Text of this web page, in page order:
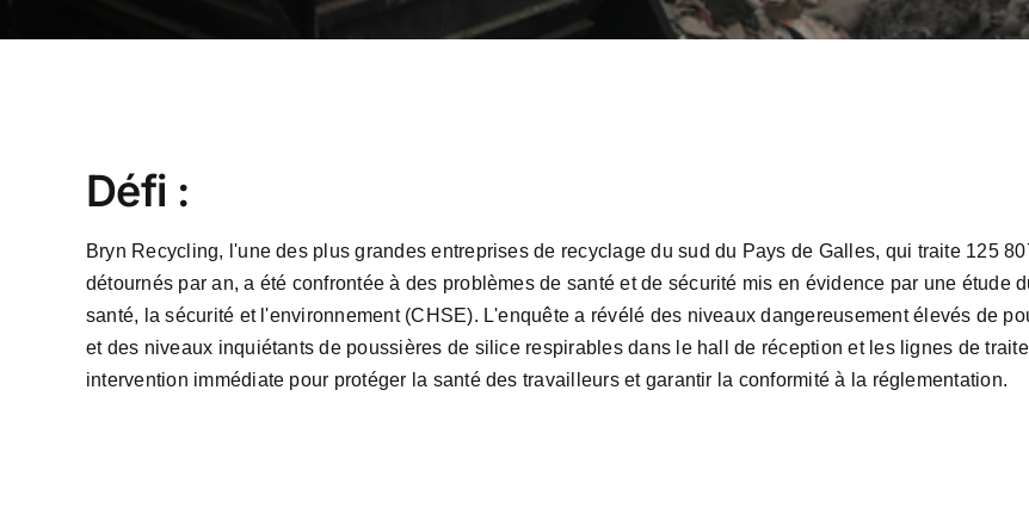
Défi :
Bryn Recycling, l'une des plus grandes entreprises de recyclage du sud du Pays de Galles, qui traite 125
détournés par an, a été confrontée à des problèmes de santé et de sécurité mis en évidence par une étude
santé, la sécurité et l'environnement (CHSE). L'enquête a révélé des niveaux dangereusement élevés de
et des niveaux inquiétants de poussières de silice respirables dans le hall de réception et les lignes de
intervention immédiate pour protéger la santé des travailleurs et garantir la conformité à la réglementation.